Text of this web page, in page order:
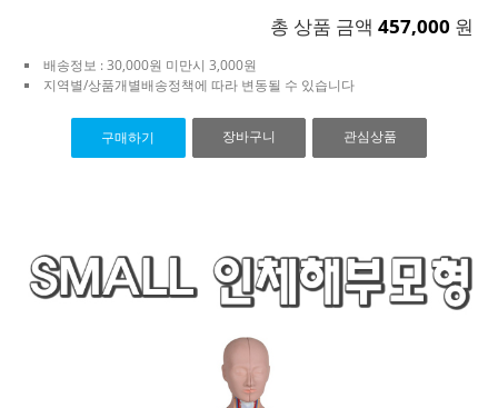
총 상품 금액 457,000 원
배송정보 : 30,000원 미만시 3,000원
지역별/상품개별배송정책에 따라 변동될 수 있습니다
구매하기 장바구니 관심상품